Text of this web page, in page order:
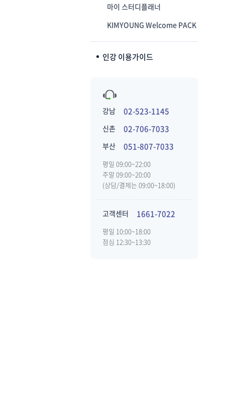
마이 스터디플래너
KIMYOUNG Welcome PACK
인강 이용가이드
강남 02-523-1145
신촌 02-706-7033
부산 051-807-7033
평일 09:00~22:00
주말 09:00~20:00
(상담/결제는 09:00~18:00)
고객센터 1661-7022
평일 10:00~18:00
점심 12:30~13:30